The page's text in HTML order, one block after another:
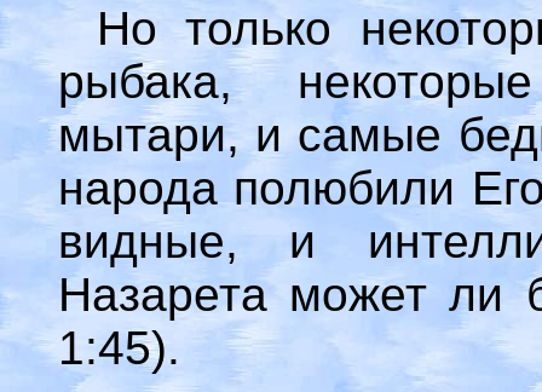
Но только
рыбака,
мытари, и самые
народа полюбили
видные, и
Назарета может ли
1:45).